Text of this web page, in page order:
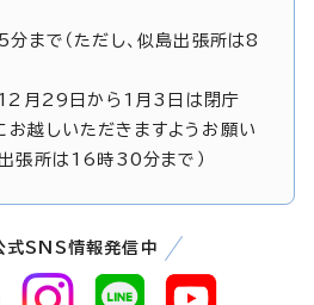
まで（ただし、似島出張所は8
12月29日から1月3日は閉庁
お越しいただきますようお願い
出張所は16時30分まで）
式SNS情報発信中